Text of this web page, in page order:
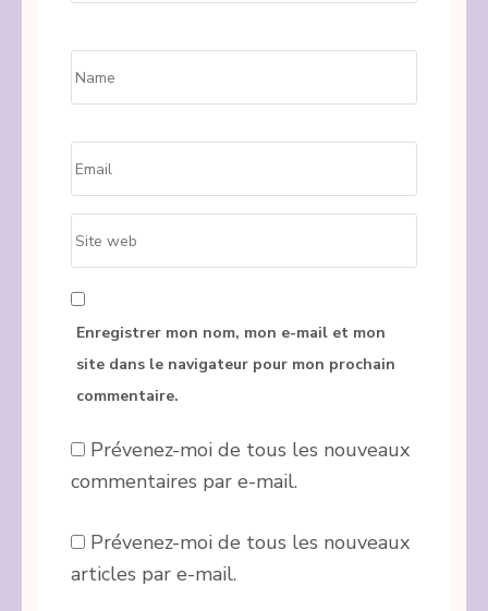
web
Enregistrer mon nom, mon e-mail et mon
site dans le navigateur pour mon prochain
commentaire.
Prévenez-moi de tous les nouveaux
commentaires par e-mail.
Prévenez-moi de tous les nouveaux
articles par e-mail.